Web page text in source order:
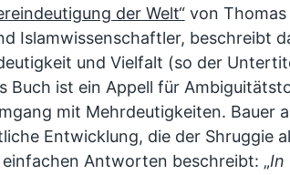
der Welt“von Thomas
Islamwissenschaftler, beschreibt
und Vielfalt (so der
Buch ist ein Appell für
mit Mehrdeutigkeiten. Bauer
Entwicklung, die der Shruggie
Antworten beschreibt: „In